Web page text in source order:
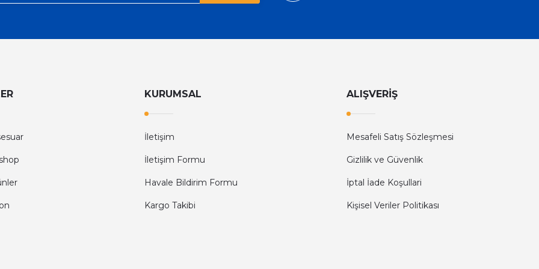
KURUMSAL
İletişim
İletişim Formu
Havale Bildirim Formu
Kargo Takibi
ALIŞVERİŞ
Mesafeli Satış Sözleşmesi
Gizlilik ve Güvenlik
İptal İade Koşullari
Kişisel Veriler Politikası